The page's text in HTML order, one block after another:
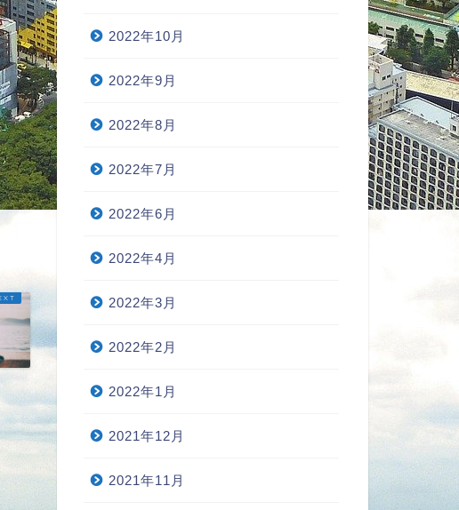
2022年10月
2022年9月
2022年8月
2022年7月
2022年6月
2022年4月
2022年3月
2022年2月
2022年1月
2021年12月
2021年11月